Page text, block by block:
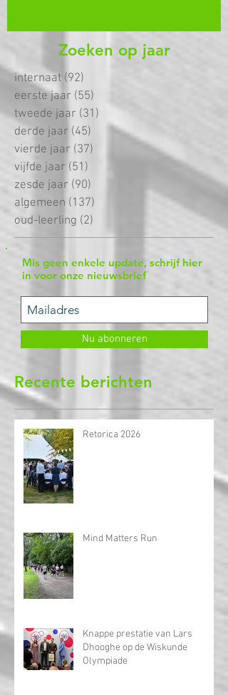
Zoeken op jaar
internaat (92)92 posts
eerste jaar
(55)
55 posts
tweede jaar (31)
derde jaar
(45)
vierde jaar (37)
vijfde jaar (51)51 posts
zesde jaar (90)90 posts
algemeen (137)137 posts
oud-leerling (2)2 posts
Mis geen enkele update, schrijf hier
in voor onze nieuwsbrief
Nu abonneren
Recente berichten